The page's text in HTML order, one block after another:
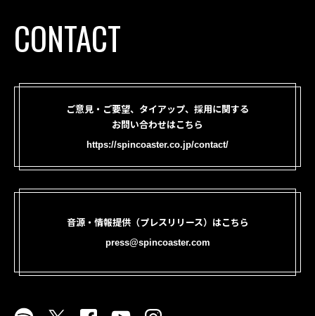
CONTACT
ご意見・ご要望、タイアップ、採用に関する
お問い合わせはこちら
https://spincoaster.co.jp/contact/
音源・情報提供（プレスリリース）はこちら
press@spincoaster.com